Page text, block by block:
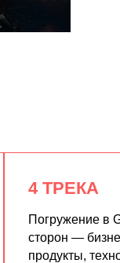
4 ТРЕКА
Погружение в
сторон —
продукты,